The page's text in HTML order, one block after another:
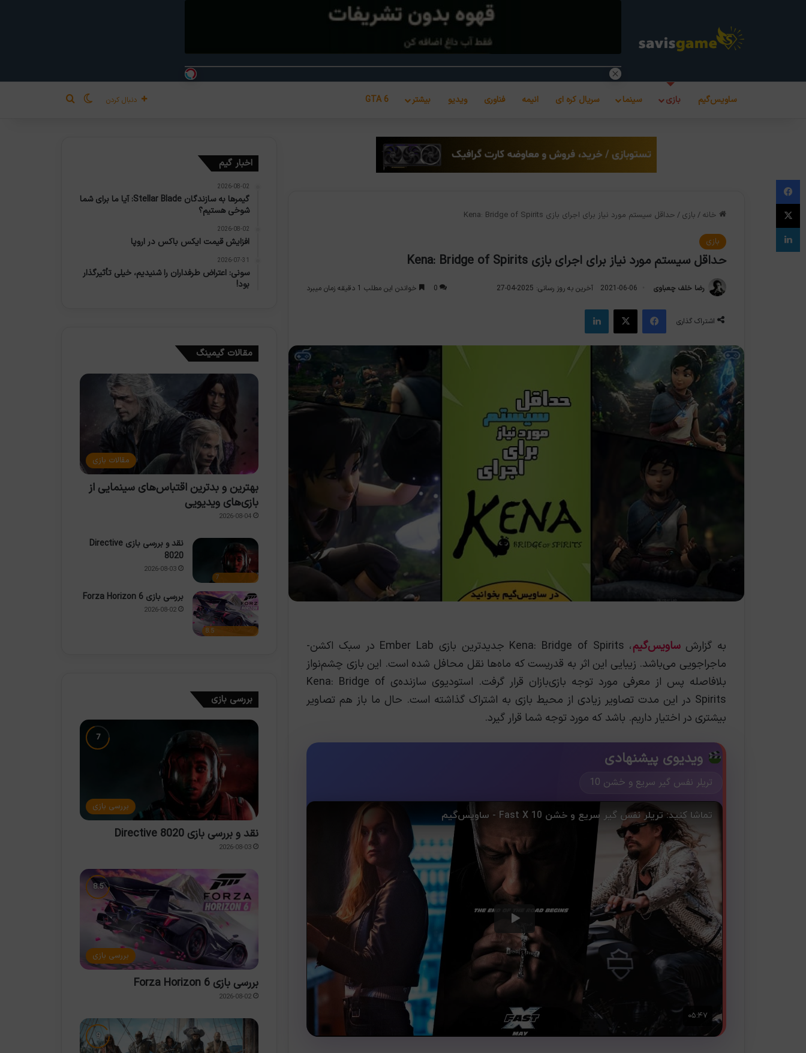
ساویس‌گیم بازی سینما سریال کره ای انیمه فناوری ویدیو بیشتر GTA 6 دنبال کردن تغییر پوسته
جستجو برای
خانه / بازی / حداقل سیستم مورد نیاز برای اجرای بازی Kena: Bridge of Spirits
بازی
حداقل سیستم مورد نیاز برای اجرای بازی Kena: Bridge of Spirits
رضا خلف چعباوی 2021-06-06 آخرین به روز رسانی: 2025-04-27 0 خواندن این مطلب 1 دقیقه زمان میبرد
اشتراک گذاری
فیس بوک X لینکدین
به گزارشساویس‌گیم
، Kena: Bridge of Spirits جدیدترین بازی Ember Lab در سبک اکشن-
ماجراجویی می‌باشد. زیبایی این اثر به قدریست که ماه‌ها نقل محافل شده است. این بازی چشم‌نواز
بلافاصله پس از معرفی مورد توجه بازی‌بازان قرار گرفت. استودیوی سازنده‌ی Kena: Bridge of
Spirits در این مدت تصاویر زیادی از محیط بازی به اشتراک گذاشته است. حال ما باز هم تصاویر
بیشتری در اختیار داریم. باشد که مورد توجه شما قرار گیرد.
ویدیوی پیشنهادی
تریلر نفس گیر سریع و خشن 10
اخبار گیم
2026-08-02
گیمرها به سازندگان Stellar Blade: آیا ما برای شما
شوخی هستیم؟
2026-08-02
افزایش قیمت ایکس باکس در اروپا
2026-07-31
سونی: اعتراض طرفداران را شنیدیم، خیلی تأثیرگذار
بود!
مقالات گیمینگ
مقالات بازی
بهترین و بدترین اقتباس‌های سینمایی از
بازی‌های ویدیویی
2026-08-04
7
نقد و بررسی بازی Directive
8020
2026-08-03
8.5
بررسی بازی Forza Horizon 6
2026-08-02
بررسی بازی
بررسی بازی
نقد و بررسی بازی Directive 8020
2026-08-03
بررسی بازی
بررسی بازی Forza Horizon 6
2026-08-02
فیس بوک
X
لینکدین